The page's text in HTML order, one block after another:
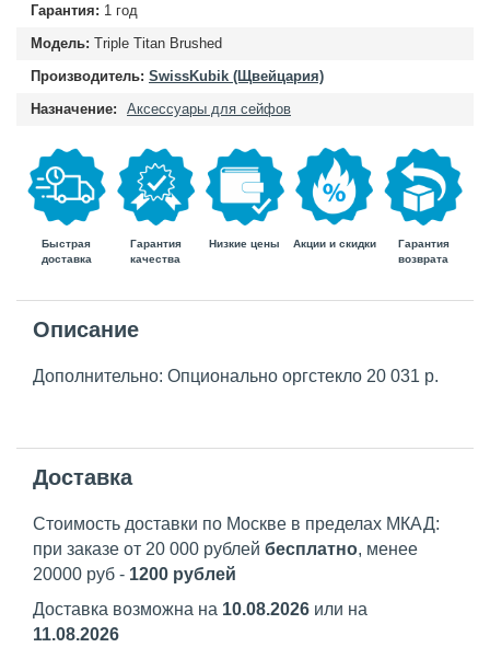
Гарантия: 1 год
Модель: Triple Titan Brushed
Производитель: SwissKubik (Щвейцария)
Назначение:
Аксессуары для сейфов
Быстрая
доставка
Гарантия
качества
Низкие цены Акции и скидки
Гарантия
возврата
Описание
Дополнительно: Опционально оргстекло 20 031 р.
Доставка
Стоимость доставки по Москве в пределах МКАД:
при заказе от 20 000 рублей бесплатно, менее
20000 руб - 1200 рублей
Доставка возможна на 10.08.2026 или на
11.08.2026